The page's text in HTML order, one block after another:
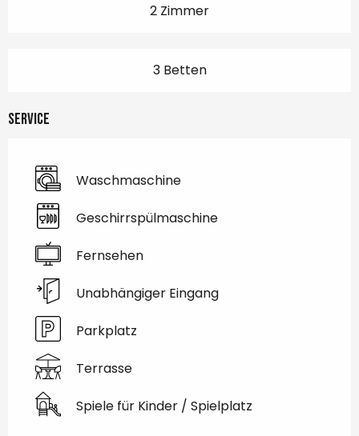
2 Zimmer
3 Betten
Service
Waschmaschine
Geschirrspülmaschine
Fernsehen
Unabhängiger Eingang
Parkplatz
Terrasse
Spiele für Kinder / Spielplatz